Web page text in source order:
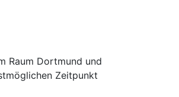
Raum Dortmund und
Zeitpunkt